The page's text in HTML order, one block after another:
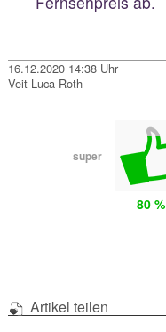
16.12.2020 14:38 Uhr
Veit-Luca Roth
super
80 %
Artikel teilen